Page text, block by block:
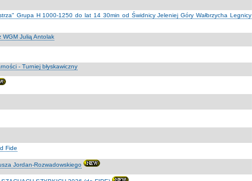
Grupa H 1000-1250 do lat 14 30min od Świdnicy Jeleniej Góry Wałbrzycha Legnicy
WGM Julią Antolak
- Turniej błyskawiczny
Fide
Jordan-Rozwadowskiego